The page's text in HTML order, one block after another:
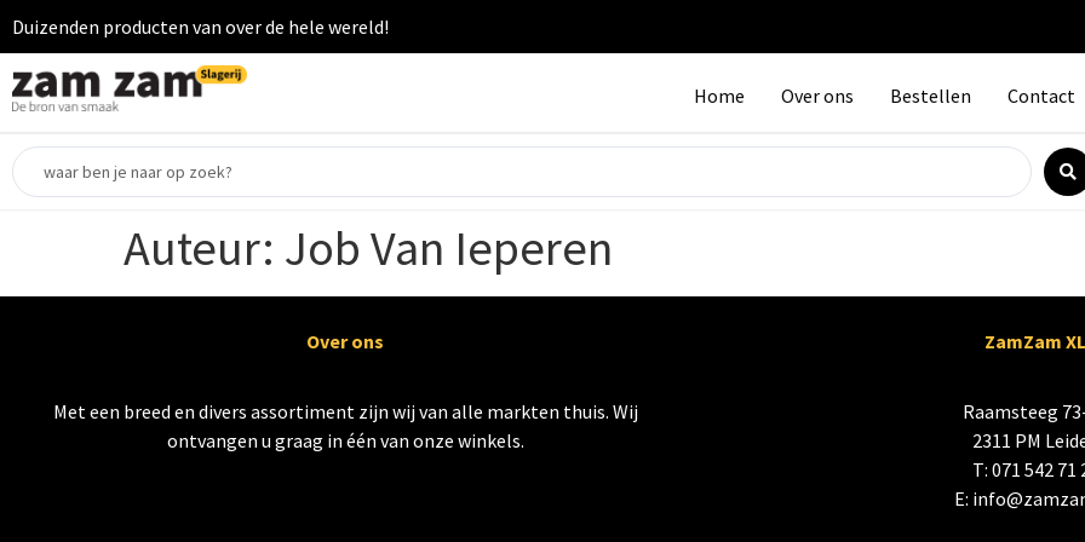
Duizenden producten van over de hele wereld!
Home Over ons Bestellen Contact
Auteur: Job Van Ieperen
Over ons
Met een breed en divers assortiment zijn wij van alle markten thuis. Wij
ontvangen u graag in één van onze winkels.
ZamZam XL
Raamsteeg
2311 PM
T: 071 542 71
E: